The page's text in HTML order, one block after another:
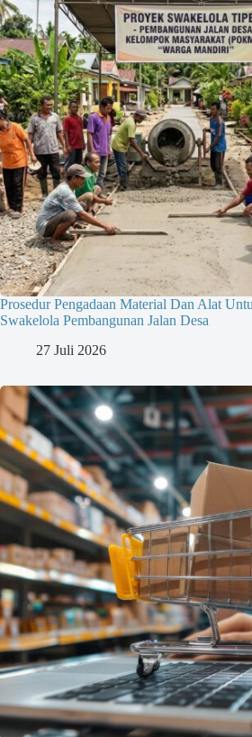
Prosedur Pengadaan Material Dan Alat
Swakelola Pembangunan Jalan Desa
27 Juli 2026